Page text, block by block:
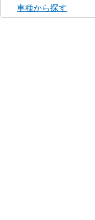
車種から探す